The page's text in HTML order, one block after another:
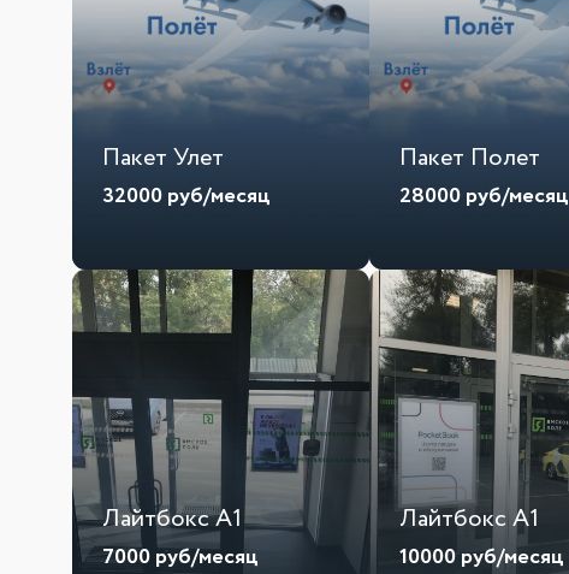
Пакет Улет
32000руб/месяц
Пакет Полет
28000руб/месяц
Лайтбокс А1
7000руб/месяц
Лайтбокс А1
10000руб/месяц